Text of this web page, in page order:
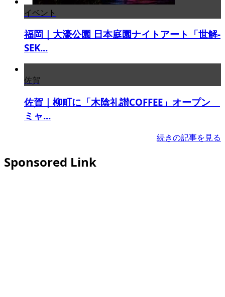
イベント
福岡｜大濠公園 日本庭園ナイトアート「世解-
SEK...
佐賀
佐賀｜柳町に「木陰礼讃COFFEE」オープン
ミャ...
続きの記事を見る
Sponsored Link